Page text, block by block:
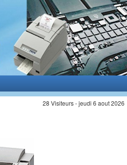
28 Visiteurs - jeudi 6 aout 2026